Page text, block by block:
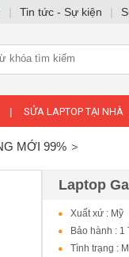
SỬA LAPTOP TẠI NHÀ
MỚI 99%
Laptop
Xuất xứ : Mỹ
Bảo hành : 1
Tình trạng :
| Tin tức - Sự kiện |